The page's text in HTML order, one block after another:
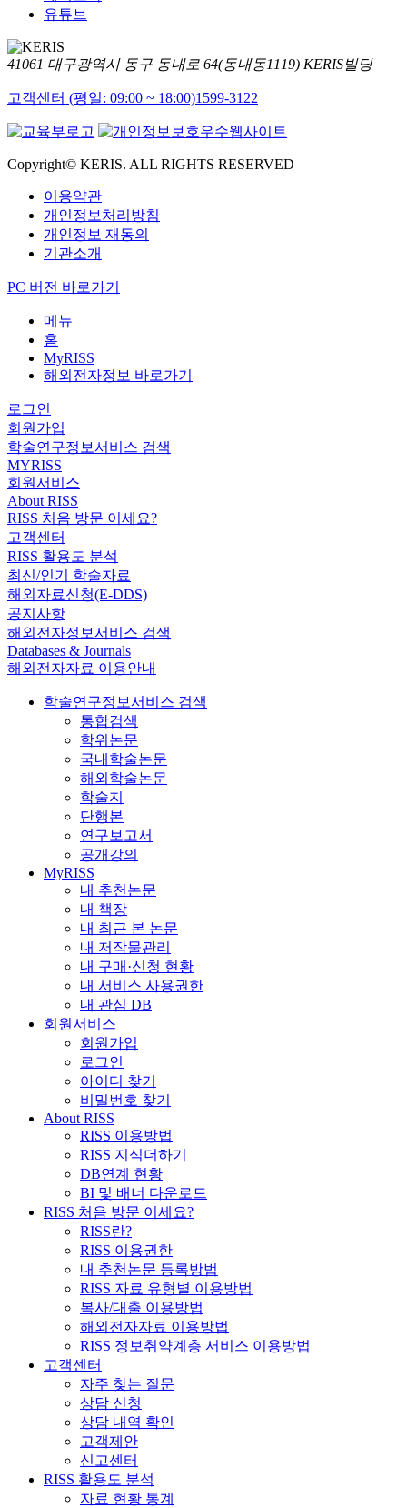
유튜브
41061 대구광역시 동구 동내로 64(동내동1119) KERIS빌딩
고객센터 (평일: 09:00 ~ 18:00)1599-3122
Copyright© KERIS. ALL RIGHTS RESERVED
이용약관
개인정보처리방침
개인정보 재동의
기관소개
PC 버전 바로가기
메뉴
홈
MyRISS
해외전자정보 바로가기
로그인
회원가입
학술연구정보서비스 검색
MYRISS
회원서비스
About RISS
RISS 처음 방문 이세요?
고객센터
RISS 활용도 분석
최신/인기 학술자료
해외자료신청(E-DDS)
공지사항
해외전자정보서비스 검색
Databases & Journals
해외전자자료 이용안내
학술연구정보서비스 검색
통합검색
학위논문
국내학술논문
해외학술논문
학술지
단행본
연구보고서
공개강의
MyRISS
내 추천논문
내 책장
내 최근 본 논문
내 저작물관리
내 구매·신청 현황
내 서비스 사용권한
내 관심 DB
회원서비스
회원가입
로그인
아이디 찾기
비밀번호 찾기
About RISS
RISS 이용방법
RISS 지식더하기
DB연계 현황
BI 및 배너 다운로드
RISS 처음 방문 이세요?
RISS란?
RISS 이용권한
내 추천논문 등록방법
RISS 자료 유형별 이용방법
복사/대출 이용방법
해외전자자료 이용방법
RISS 정보취약계층 서비스 이용방법
고객센터
자주 찾는 질문
상담 신청
상담 내역 확인
고객제안
신고센터
RISS 활용도 분석
자료 현황 통계